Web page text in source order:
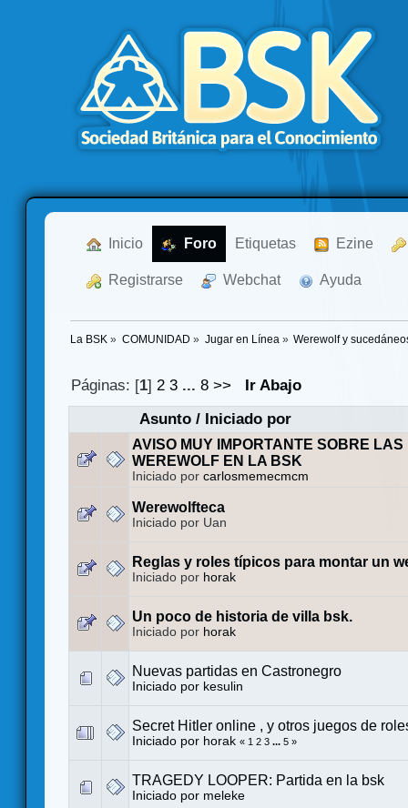
Inicio Foro Etiquetas Ezine
Registrarse Webchat Ayuda
La BSK » COMUNIDAD » Jugar en Línea » Werewolf y
Páginas: [1]2 3 ...8 >>
Ir Abajo
Asunto/ Iniciado por
AVISO MUY IMPORTANTE SOBRE
WEREWOLF EN LA BSK
Iniciado por carlosmemecmcm
Werewolfteca
Iniciado por Uan
Reglas y roles típicos para montar un
Iniciado por horak
Un poco de historia de villa bsk.
Iniciado por horak
Nuevas partidas en Castronegro
Iniciado por kesulin
Secret Hitler online , y otros juegos de
Iniciado por horak « 1 2 3 ... 5 »
TRAGEDY LOOPER: Partida en la bsk
Iniciado por meleke